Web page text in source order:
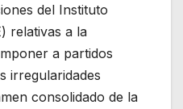
del Instituto
relativas a la
a partidos
irregularidades
consolidado de la